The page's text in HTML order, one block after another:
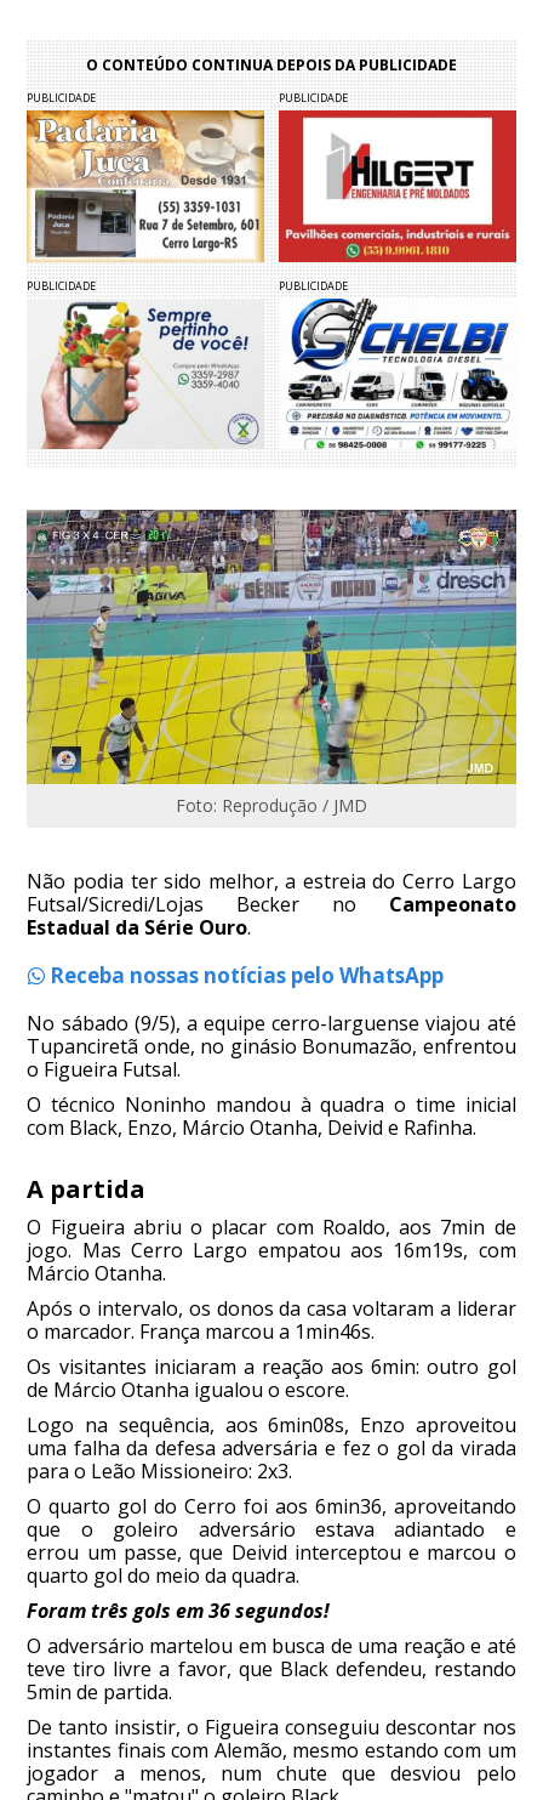
O CONTEÚDO CONTINUA DEPOIS DA PUBLICIDADE
PUBLICIDADE PUBLICIDADE
PUBLICIDADE PUBLICIDADE
Foto: Reprodução / JMD
Não podia ter sido melhor, a estreia do Cerro Largo
Futsal/Sicredi/Lojas Becker no Campeonato
Estadual da Série Ouro.
Receba nossas notícias pelo WhatsApp
No sábado (9/5), a equipe cerro-larguense viajou até
Tupanciretã onde, no ginásio Bonumazão, enfrentou
o Figueira Futsal.
O técnico Noninho mandou à quadra o time inicial
com Black, Enzo, Márcio Otanha, Deivid e Rafinha.
A partida
O Figueira abriu o placar com Roaldo, aos 7min de
jogo. Mas Cerro Largo empatou aos 16m19s, com
Márcio Otanha.
Após o intervalo, os donos da casa voltaram a liderar
o marcador. França marcou a 1min46s.
Os visitantes iniciaram a reação aos 6min: outro gol
de Márcio Otanha igualou o escore.
Logo na sequência, aos 6min08s, Enzo aproveitou
uma falha da defesa adversária e fez o gol da virada
para o Leão Missioneiro: 2x3.
O quarto gol do Cerro foi aos 6min36, aproveitando
que o goleiro adversário estava adiantado e
errou um passe, que Deivid interceptou e marcou o
quarto gol do meio da quadra.
Foram três gols em 36 segundos!
O adversário martelou em busca de uma reação e até
teve tiro livre a favor, que Black defendeu, restando
5min de partida.
De tanto insistir, o Figueira conseguiu descontar nos
instantes finais com Alemão, mesmo estando com um
jogador a menos, num chute que desviou pelo